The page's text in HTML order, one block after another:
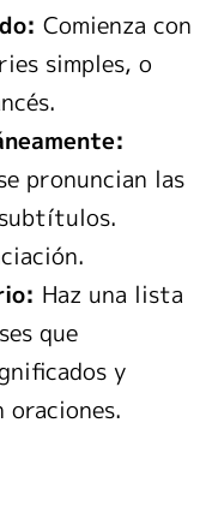
Comienza con
simples, o
pronuncian las
Haz una lista
que
y
oraciones.